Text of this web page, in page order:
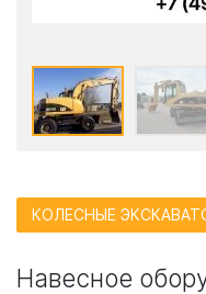
КОЛЕСНЫЕ
Навесное